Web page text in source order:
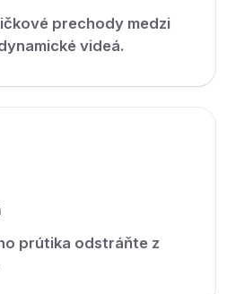
prechody medzi
videá.
prútika odstráňte z